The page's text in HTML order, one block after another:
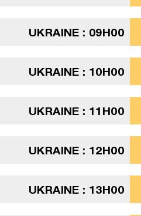
UKRAINE : 09H00
UKRAINE : 10H00
UKRAINE : 11H00
UKRAINE : 12H00
UKRAINE : 13H00